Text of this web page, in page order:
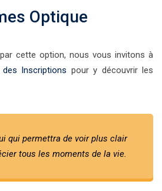
Optique
cette option, nous vous invitons à
Inscriptions pour y découvrir les
qui permettra de voir plus clair
tous les moments de la vie.